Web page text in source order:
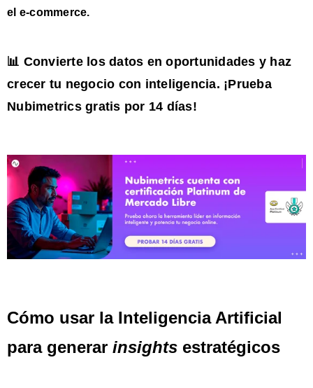
el e-commerce.
📊 Convierte los datos en oportunidades y haz
crecer tu negocio con inteligencia. ¡Prueba
Nubimetrics gratis por 14 días!
Cómo usar la Inteligencia Artificial
para generar insights estratégicos